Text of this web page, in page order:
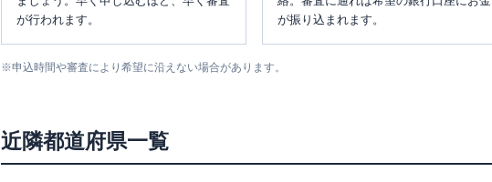
が行われます。
が振り込まれます。
※申込時間や審査により希望に沿えない場合があります。
近隣都道府県一覧